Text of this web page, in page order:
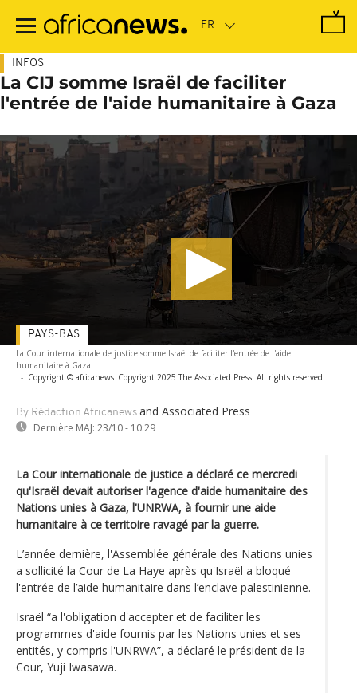
contenu
INFOS
La CIJ somme Israël de faciliter
l'entrée de l'aide humanitaire à Gaza
La Cour internationale de justice somme Israël de faciliter l'entrée de l'aide
humanitaire à Gaza.
- Copyright © africanews Copyright 2025 The Associated Press. All rights reserved.
By Rédaction Africanews and Associated Press
Dernière MAJ: 23/10 - 10:29
PAYS-BAS
La Cour internationale de justice a déclaré ce mercredi
qu'Israël devait autoriser l'agence d'aide humanitaire des
Nations unies à Gaza, l'UNRWA, à fournir une aide
humanitaire à ce territoire ravagé par la guerre.
L’année dernière, l'Assemblée générale des Nations unies
a sollicité la Cour de La Haye après qu'Israël a bloqué
l'entrée de l’aide humanitaire dans l’enclave palestinienne.
Israël “a l'obligation d'accepter et de faciliter les
programmes d'aide fournis par les Nations unies et ses
entités, y compris l'UNRWA”, a déclaré le président de la
Cour, Yuji Iwasawa.